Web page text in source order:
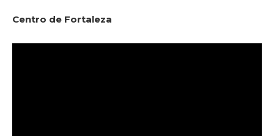
Centro de Fortaleza